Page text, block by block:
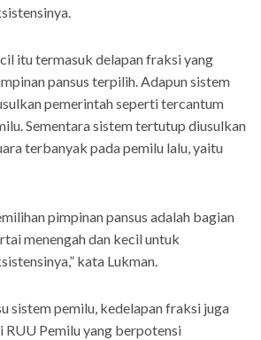
itu termasuk delapan fraksi yang
pansus terpilih. Adapun sistem
pemerintah seperti tercantum
Sementara sistem tertutup diusulkan
terbanyak pada pemilu lalu, yaitu
pimpinan pansus adalah bagian
menengah dan kecil untuk
kata Lukman.
sistem pemilu, kedelapan fraksi juga
RUU Pemilu yang berpotensi